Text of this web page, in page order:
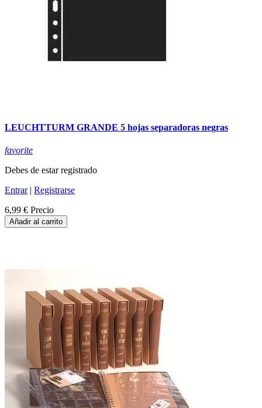
LEUCHTTURM GRANDE 5 hojas separadoras negras
favorite
Debes de estar registrado
Entrar| Registrarse
6,99 € Precio
Añadir al carrito